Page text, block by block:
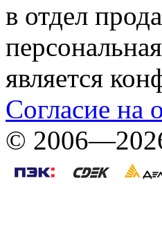
в отдел
является
Согласие на
©